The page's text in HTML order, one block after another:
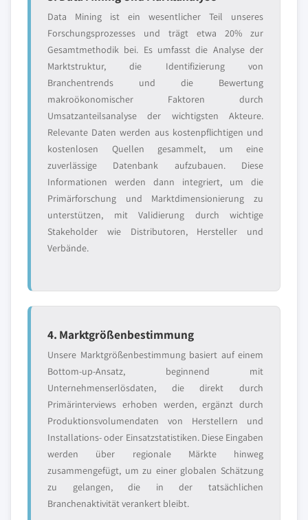
Data Mining ist ein wesentlicher Teil unseres
Forschungsprozesses und trägt etwa 20% zur
Gesamtmethodik bei. Es umfasst die Analyse der
Marktstruktur, die Identifizierung von
Branchentrends und die Bewertung
makroökonomischer Faktoren durch
Umsatzanteilsanalyse der wichtigsten Akteure.
Relevante Daten werden aus kostenpflichtigen und
kostenlosen Quellen gesammelt, um eine
zuverlässige Datenbank aufzubauen. Diese
Informationen werden dann integriert, um die
Primärforschung und Marktdimensionierung zu
unterstützen, mit Validierung durch wichtige
Stakeholder wie Distributoren, Hersteller und
Verbände.
4. Marktgrößenbestimmung
Unsere Marktgrößenbestimmung basiert auf einem
Bottom-up-Ansatz, beginnend mit
Unternehmenserlösdaten, die direkt durch
Primärinterviews erhoben werden, ergänzt durch
Produktionsvolumendaten von Herstellern und
Installations- oder Einsatzstatistiken. Diese Eingaben
werden über regionale Märkte hinweg
zusammengefügt, um zu einer globalen Schätzung
zu gelangen, die in der tatsächlichen
Branchenaktivität verankert bleibt.